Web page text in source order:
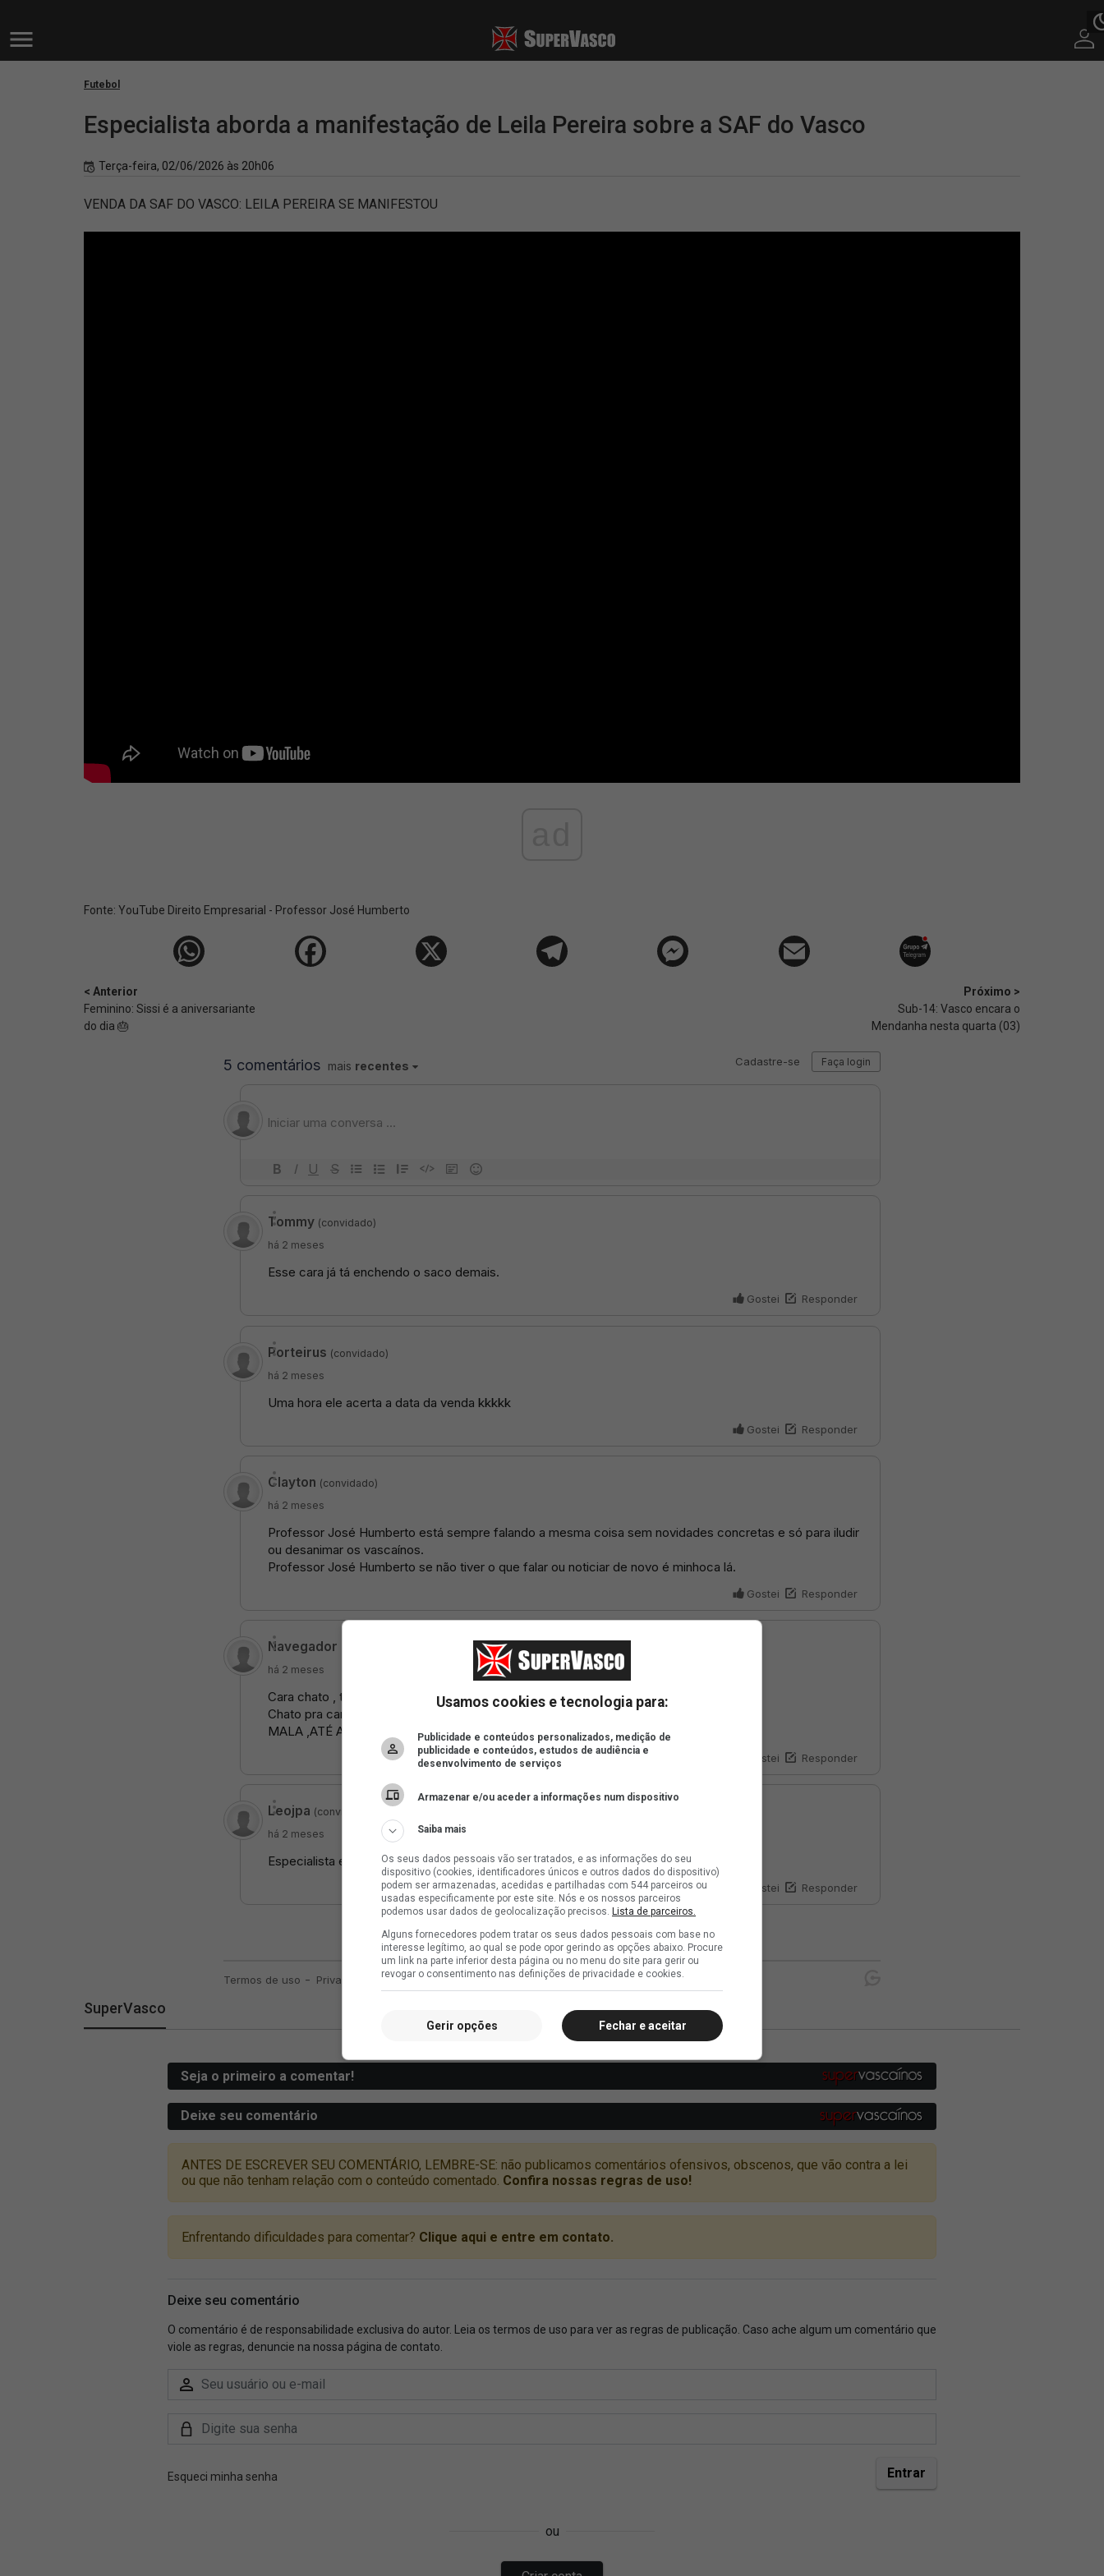
Futebol
Especialista aborda a manifestação de Leila Pereira sobre a SAF do Vasco
Terça-feira, 02/06/2026 às 20h06
VENDA DA SAF DO VASCO: LEILA PEREIRA SE MANIFESTOU
Fonte: YouTube Direito Empresarial - Professor José Humberto
< Anterior
Feminino: Sissi é a aniversariante
do dia 🎂
Próximo >
Sub-14: Vasco encara o
Mendanha nesta quarta (03)
SuperVasco
Usamos cookies e tecnologia para:
Publicidade e conteúdos personalizados, medição de
publicidade e conteúdos, estudos de audiência e
desenvolvimento de serviços
Armazenar e/ou aceder a informações num dispositivo
Saiba mais
Os seus dados pessoais vão ser tratados, e as informações do seu
dispositivo (cookies, identificadores únicos e outros dados do dispositivo)
podem ser armazenadas, acedidas e partilhadas com 544 parceiros ou
usadas especificamente por este site. Nós e os nossos parceiros
podemos usar dados de geolocalização precisos. Lista de parceiros.
Alguns fornecedores podem tratar os seus dados pessoais com base no
interesse legítimo, ao qual se pode opor gerindo as opções abaixo. Procure
um link na parte inferior desta página ou no menu do site para gerir ou
revogar o consentimento nas definições de privacidade e cookies.
Fechar e aceitar
Gerir opções